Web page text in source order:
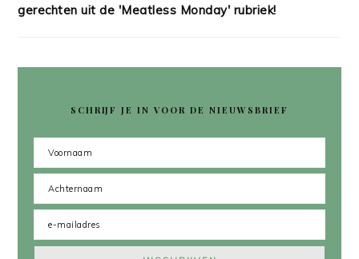
gerechten uit de 'Meatless Monday' rubriek!
SCHRIJF JE IN VOOR DE NIEUWSBRIEF